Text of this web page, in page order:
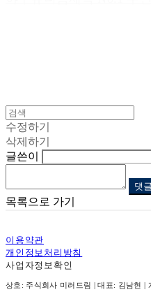
수정하기
삭제하기
글쓴이
댓
목록으로 가기
이용약관
개인정보처리방침
사업자정보확인
상호: 주식회사 미러드림 | 대표: 김남현 |